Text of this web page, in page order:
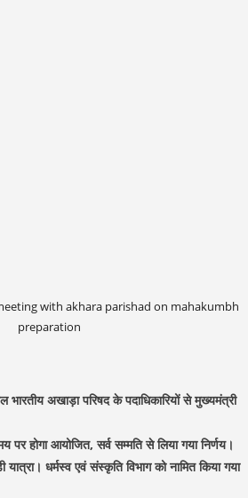
with akhara parishad on mahakumbh
preparation
अखाड़ा परिषद के पदाधिकारियों से मुख्यमंत्री
पर होगा आयोजित, सर्व सम्मति से लिया गया निर्णय।
यात्रा। धर्मस्व एवं संस्कृति विभाग को नामित किया गया